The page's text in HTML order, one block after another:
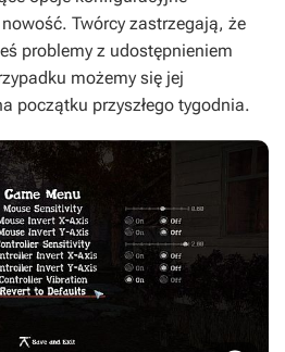
Twórcy zastrzegają, że
problemy z udostępnieniem
możemy się jej
początku przyszłego tygodnia.